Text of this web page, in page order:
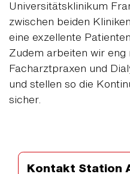
Universitätsklinikum
zwischen beiden
eine exzellente
Zudem arbeiten wir eng
Facharztpraxen und
und stellen so die
sicher.
Kontakt Station